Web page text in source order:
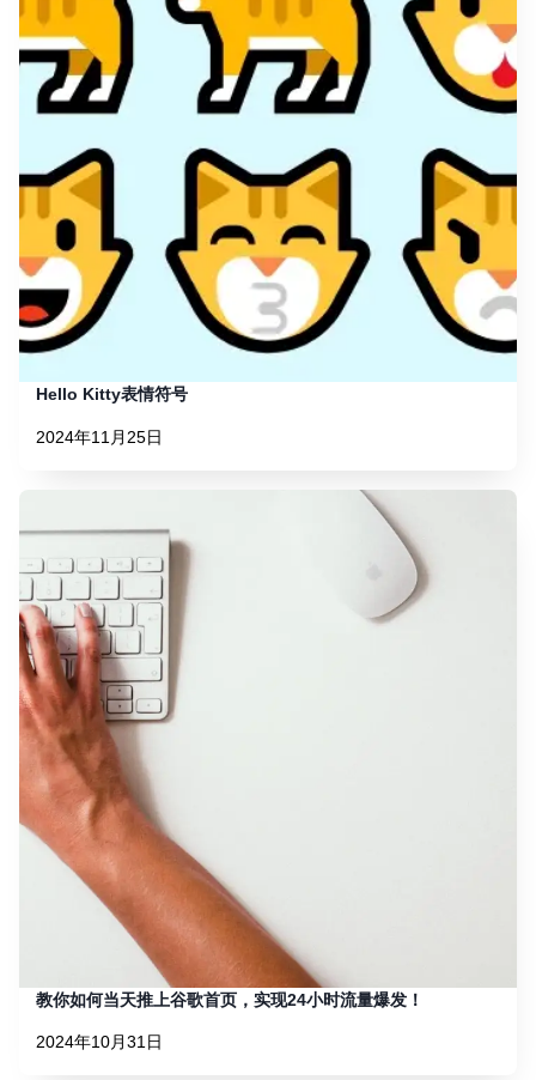
Hello Kitty表情符号
2024年11月25日
教你如何当天推上谷歌首页，实现24小时流量爆发！
2024年10月31日